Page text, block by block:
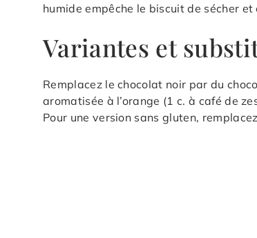
humide empêche le biscuit de sécher
Variantes et
Remplacez le chocolat noir par du
aromatisée à l’orange (1 c. à café de
Pour une version sans gluten,